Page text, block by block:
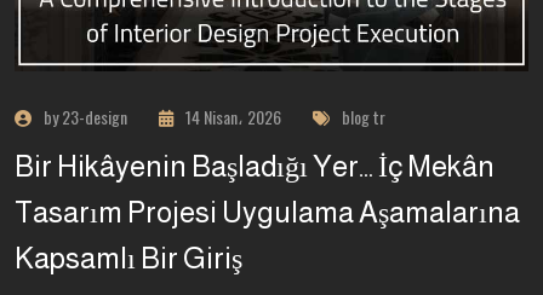
by 23-design 14 Nisan، 2026 blog tr
Bir Hikâyenin Başladığı Yer… İç Mekân
Tasarım Projesi Uygulama Aşamalarına
Kapsamlı Bir Giriş